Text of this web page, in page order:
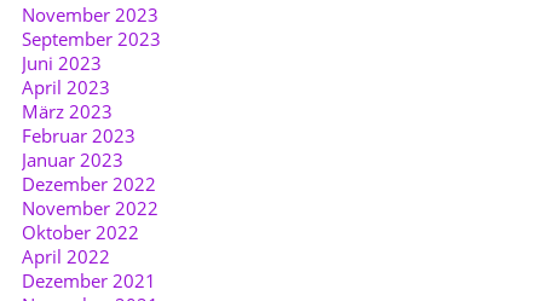
November 2023
September 2023
Juni 2023
April 2023
März 2023
Februar 2023
Januar 2023
Dezember 2022
November 2022
Oktober 2022
April 2022
Dezember 2021